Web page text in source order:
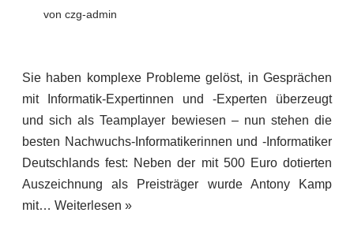
von czg-admin
Sie haben komplexe Probleme gelöst, in Gesprächen
mit Informatik-Expertinnen und -Experten überzeugt
und sich als Teamplayer bewiesen – nun stehen die
besten Nachwuchs-Informatikerinnen und -Informatiker
Deutschlands fest: Neben der mit 500 Euro dotierten
Auszeichnung als Preisträger wurde Antony Kamp
mit… Weiterlesen »